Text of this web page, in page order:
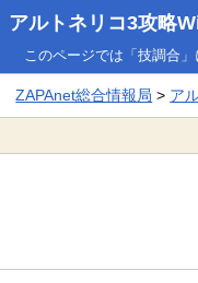
アルトネリコ3攻略
このページでは「技調合」
ZAPAnet総合情報局 > ア